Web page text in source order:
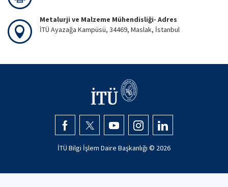
Metalurji ve Malzeme Mühendisliği- Adres
İTÜ Ayazağa Kampüsü, 34469, Maslak, İstanbul
İTÜ Bilgi İşlem Daire Başkanlığı © 2026